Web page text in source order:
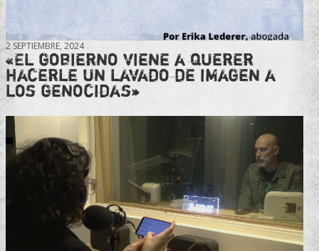
2 SEPTIEMBRE, 2024
«El gobierno viene a querer
hacerle un lavado de imagen a
los genocidas»